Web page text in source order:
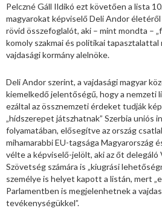
Pelczné Gáll Ildikó ezt követően a lista
magyarokat képviselő Deli Andor
rövid összefoglalót, aki – mint mondta –
komoly szakmai és politikai tapasztalattal
vajdasági kormány alelnöke.
Deli Andor szerint, a vajdasági magyar
kiemelkedő jelentőségű, hogy a nemzeti
ezáltal az össznemzeti érdeket tudják
„hídszerepet játszhatnak” Szerbia uniós
folyamatában, elősegítve az ország
mihamarabbi EU-tagsága Magyarország
vélte a képviselő-jelölt, aki az őt delegáló
Szövetség számára is „kiugrási
személye is helyet kapott a listán, mert
Parlamentben is megjelenhetnek a
tevékenységükkel”.